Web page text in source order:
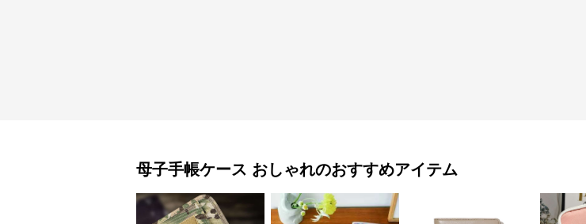
母子手帳ケース おしゃれのおすすめアイテム